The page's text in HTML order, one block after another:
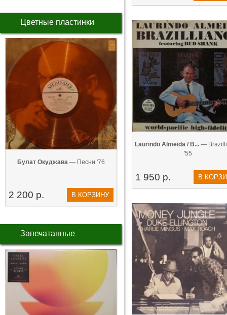
Цветные пластинки
Булат Окуджава — Песни '76
2 200 р. В КОРЗИНУ
Запечатанные
Laurindo Almeida / B... —
'55
1 950 р. В